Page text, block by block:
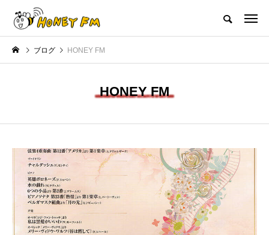
ハニーエフエム｜地域・人にフォーカスし発信するウェブラジオ局
HOME ハニーFMの紹介
ブログ HONEY FM
HONEY FM